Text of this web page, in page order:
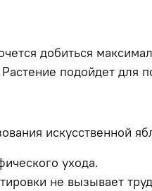
добиться
подойдет для
искусственной
ухода.
не вызывает